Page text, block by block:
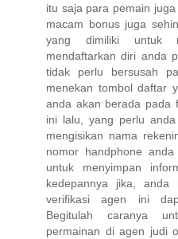
itu saja para pemain
macam bonus juga
yang dimiliki untuk
mendaftarkan diri anda
tidak perlu bersusah
menekan tombol daftar
anda akan berada pada
ini lalu, yang perlu
mengisikan nama
nomor handphone
untuk menyimpan
kedepannya jika, anda
verifikasi agen ini
Begitulah caranya
permainan di agen judi